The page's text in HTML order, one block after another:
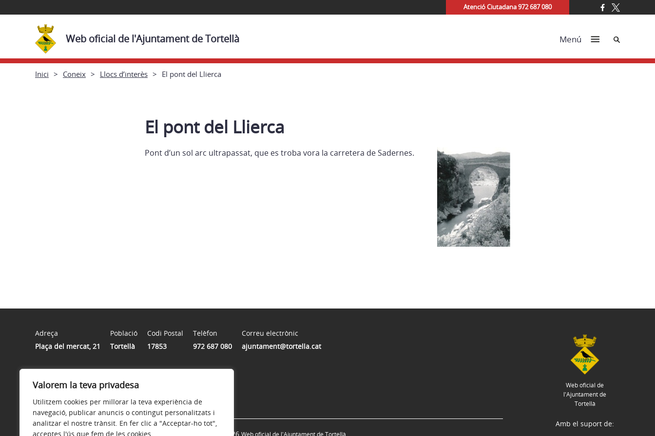
Valorem la teva privadesa
Utilitzem cookies per millorar la teva experiència de
navegació, publicar anuncis o contingut personalitzats i
analitzar el nostre trànsit. En fer clic a "Acceptar-ho tot",
acceptes l'ús que fem de les cookies.
Atenció Ciutadana 972 687 080
Web oficial de l'Ajuntament de Tortellà Menú Cerca
Inici Coneix Llocs d’interès El pont del Llierca
El pont del Llierca
Pont d’un sol arc ultrapassat, que es troba vora la carretera de Sadernes.
Adreça
Plaça del mercat, 21
Població
Tortellà
Codi Postal
17853
Telèfon
972 687 080
Correu electrònic
ajuntament@tortella.cat
9:00 a 14:00
Web oficial de
l'Ajuntament de
Tortellà
Avís legal Política de privacitat © 2026
Amb el suport de: